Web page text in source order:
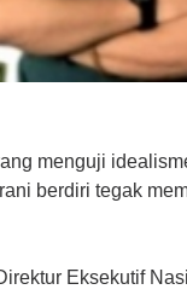
menguji
berdiri tegak
Eksekutif